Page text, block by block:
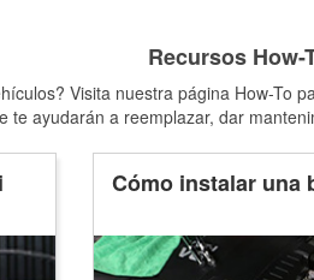
Recursos How-
Visita nuestra página How-To
te ayudarán a reemplazar, dar
Cómo instalar una